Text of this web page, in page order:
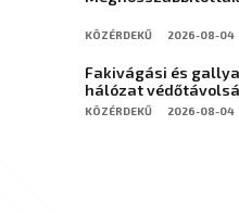
KÖZÉRDEKŰ 2026-08-04
Fakivágási és
hálózat
KÖZÉRDEKŰ 2026-08-04